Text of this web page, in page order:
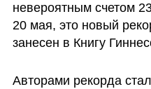
невероятным счетом
20 мая, это новый
занесен в Книгу
Авторами рекорда